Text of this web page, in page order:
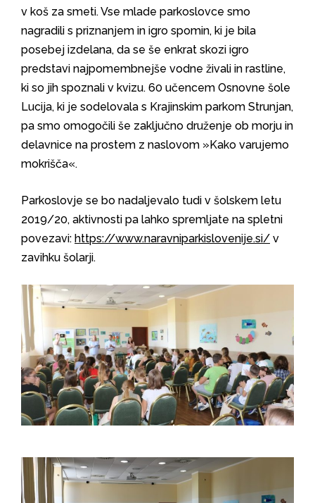
v koš za smeti. Vse mlade parkoslovce smo
nagradili s priznanjem in igro spomin, ki je bila
posebej izdelana, da se še enkrat skozi igro
predstavi najpomembnejše vodne živali in rastline,
ki so jih spoznali v kvizu. 60 učencem Osnovne šole
Lucija, ki je sodelovala s Krajinskim parkom Strunjan,
pa smo omogočili še zaključno druženje ob morju in
delavnice na prostem z naslovom »Kako varujemo
mokrišča«.
Parkoslovje se bo nadaljevalo tudi v šolskem letu
2019/20, aktivnosti pa lahko spremljate na spletni
povezavi: https://www.naravniparkislovenije.si/ v
zavihku šolarji.